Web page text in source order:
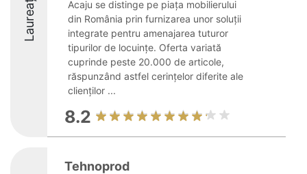
Laureați
Acaju se distinge pe piața mobilierului
din România prin furnizarea unor soluții
integrate pentru amenajarea tuturor
tipurilor de locuințe. Oferta variată
cuprinde peste 20.000 de articole,
răspunzând astfel cerințelor diferite ale
clienților ...
8.2
Tehnoprod